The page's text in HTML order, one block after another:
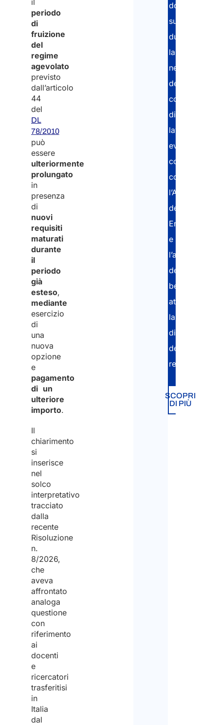
il
periodo
di
fruizione
del
regime
agevolato
previsto
dall’articolo
44
del
DL
78/2010
può
essere
ulteriormente
prolungato
in
presenza
di
nuovi
requisiti
maturati
durante
il
periodo
già
esteso,
mediante
esercizio
di
una
nuova
opzione
e
pagamento
di un
ulteriore
importo.
Il
chiarimento
si
inserisce
nel
solco
interpretativo
tracciato
dalla
recente
Risoluzione
n.
8/2026,
che
aveva
affrontato
analoga
questione
con
riferimento
ai
docenti
e
ricercatori
trasferitisi
in
Italia
dal
Entrate
08/2026
piùdomanda,
supporto
durante
la
negoziazione
del
contratto
di
lavoro,
eventuale
consulenza
con
l’Agenzia
delle
Entrate
e
del
beneficio
attraverso
la
dichiarazione
dei
redditi.
SCOPRI
DI PIÙ